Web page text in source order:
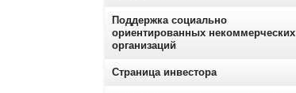
Поддержка социально
ориентированных некоммерческих
организаций
Страница инвестора